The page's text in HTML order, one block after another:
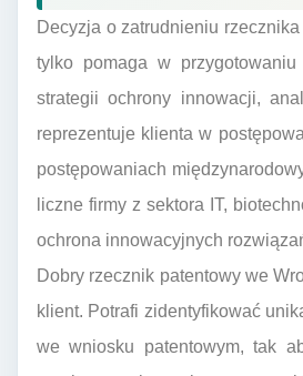
Decyzja o zatrudnieniu
tylko pomaga w
strategii ochrony innowacji,
reprezentuje klienta w
postępowaniach
liczne firmy z sektora IT,
ochrona innowacyjnych
Dobry rzecznik patentowy we
klient. Potrafi zidentyfikować
we wniosku patentowym, tak